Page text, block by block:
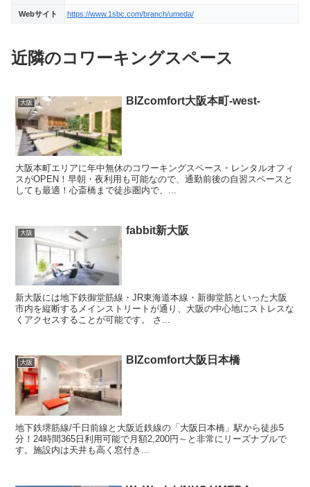
Webサイト https://www.1sbc.com/branch/umeda/
近隣のコワーキングスペース
大阪 BIZcomfort大阪本町-west-
大阪本町エリアに年中無休のコワーキングスペース・レンタルオフィ
スがOPEN！早朝・夜利用も可能なので、通勤前後の自習スペースと
しても最適！心斎橋まで徒歩圏内で、...
大阪 fabbit新大阪
新大阪には地下鉄御堂筋線・JR東海道本線・新御堂筋といった大阪
市内を縦断するメインストリートが通り、大阪の中心地にストレスな
くアクセスすることが可能です。 さ...
大阪 BIZcomfort大阪日本橋
地下鉄堺筋線/千日前線と大阪近鉄線の「大阪日本橋」駅から徒歩5
分！24時間365日利用可能で月額2,200円～と非常にリーズナブルで
す。施設内は天井も高く窓付き...